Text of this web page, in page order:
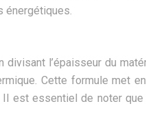
énergétiques.
l’épaisseur du
Cette formule met
est essentiel de noter